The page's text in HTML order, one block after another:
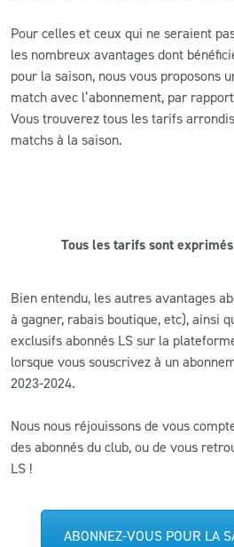
CONTACT
ACTUALITÉS
L’APP DU LS
Pour celles et ceux qui ne seraient
les nombreux avantages dont
pour la saison, nous vous proposons
match avec l’abonnement, par
Vous trouverez tous les tarifs
matchs à la saison.
Tous les tarifs sont
Bien entendu, les autres avantages
à gagner, rabais boutique, etc), ainsi
exclusifs abonnés LS sur la
lorsque vous souscrivez à un
2023-2024.
Nous nous réjouissons de vous
des abonnés du club, ou de vous
LS !
ABONNEZ-VOUS POUR LA